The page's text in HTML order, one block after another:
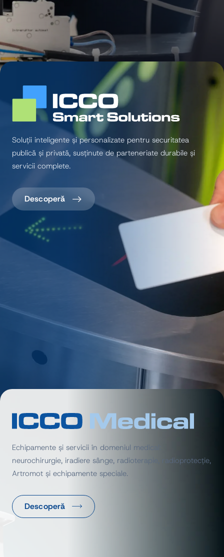
Soluții inteligente și personalizate pentru securitatea
publică și privată, susținute de parteneriate durabile și
servicii complete.
Descoperă
Echipamente și servicii în domeniul medical:
neurochirurgie, iradiere sânge, radioterapie, radioprotecție,
Artromot și echipamente speciale.
Descoperă